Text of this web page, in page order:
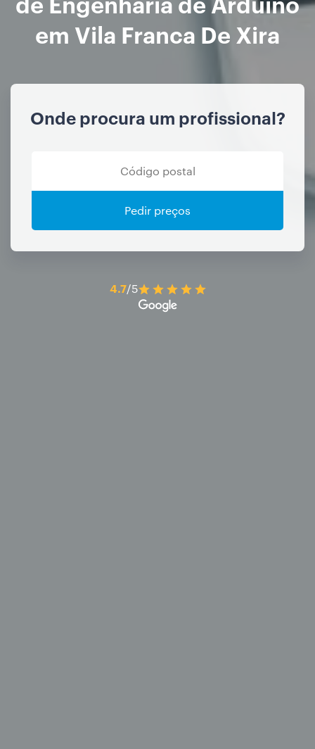
em Vila Franca De Xira
Onde procura um profissional?
Pedir preços
4.7/5